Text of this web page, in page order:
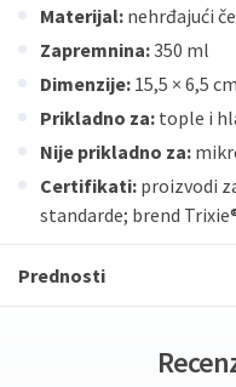
Materijal: nehrđajući
Zapremnina:350 ml
Dimenzije: 15,5 × 6,5 cm
Prikladno za: tople i
Nije prikladno za:
Certifikati: proizvodi
standarde; brend
Prednosti